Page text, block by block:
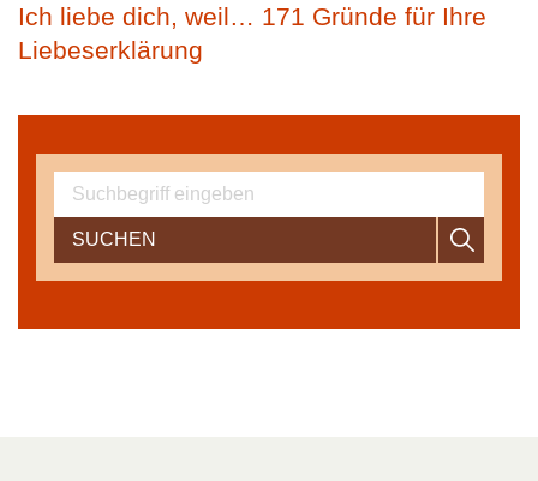
Ich liebe dich, weil… 171 Gründe für Ihre
Liebeserklärung
SUCHEN